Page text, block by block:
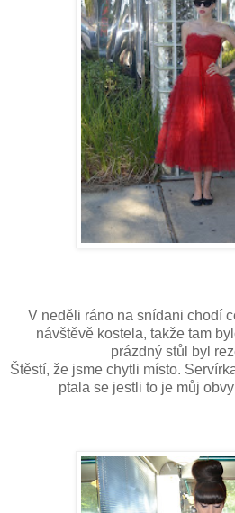
V neděli ráno na snídani chodí
návštěvě kostela, takže tam
prázdný stůl byl
Štěstí, že jsme chytli místo.
ptala se jestli to je můj